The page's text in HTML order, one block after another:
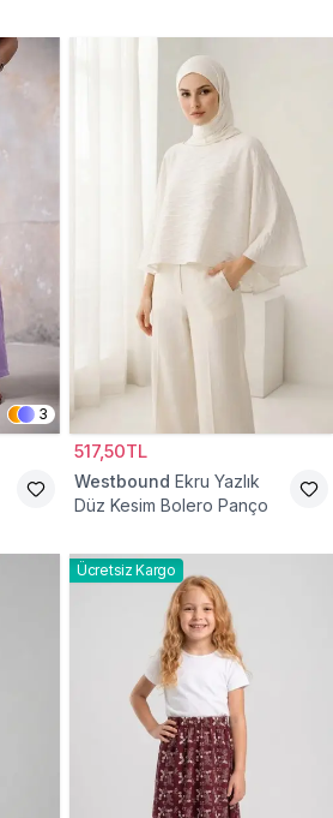
3
517,50TL
Westbound Ekru Yazlık
Düz Kesim Bolero Panço
Ücretsiz Kargo